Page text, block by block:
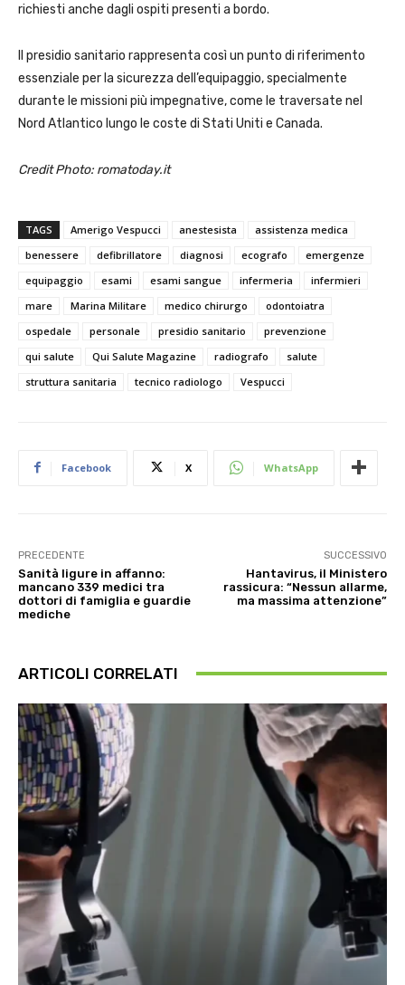
richiesti anche dagli ospiti presenti a bordo.
Il presidio sanitario rappresenta così un punto di riferimento
essenziale per la sicurezza dell’equipaggio, specialmente
durante le missioni più impegnative, come le traversate nel
Nord Atlantico lungo le coste di Stati Uniti e Canada.
Credit Photo: romatoday.it
TAGS Amerigo Vespucci anestesista
assistenza medica
benessere
defibrillatore diagnosi ecografo
emergenze
equipaggio
esami esami sangue infermeria
infermieri
mare
Marina Militare medico chirurgo
odontoiatra
ospedale
personale presidio sanitario
prevenzione
qui salute
Qui Salute Magazine radiografo
salute
struttura sanitaria
tecnico radiologo Vespucci
Facebook X WhatsApp
PRECEDENTE
Sanità ligure in affanno:
mancano 339 medici tra
dottori di famiglia e guardie
mediche
SUCCESSIVO
Hantavirus, il Ministero
rassicura: “Nessun allarme,
ma massima attenzione”
ARTICOLI CORRELATI